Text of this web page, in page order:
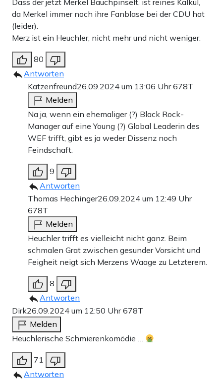
Dass der jetzt Merkel Bauchpinselt, ist reines Kalkül,
da Merkel immer noch ihre Fanblase bei der CDU hat
(leider).
Merz ist ein Heuchler, nicht mehr und nicht weniger.
80
Antworten
Katzenfreund26.09.2024 um 13:06 Uhr678T
Melden
Na ja, wenn ein ehemaliger (?) Black Rock-
Manager auf eine Young (?) Global Leaderin des
WEF trifft, gibt es ja weder Dissenz noch
Feindschaft.
9
Antworten
Thomas Hechinger26.09.2024 um 12:49 Uhr
678T
Melden
Heuchler trifft es vielleicht nicht ganz. Beim
schmalen Grat zwischen gesunder Vorsicht und
Feigheit neigt sich Merzens Waage zu Letzterem.
8
Antworten
Dirk26.09.2024 um 12:50 Uhr678T
Melden
Heuchlerische Schmierenkomödie …
71
Antworten